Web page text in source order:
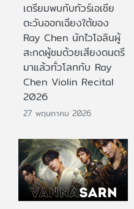
เตรียมพบกับทัวร์เอเชีย
ตะวันออกเฉียงใต้ของ
Ray Chen นักไวโอลินผู้
สะกดผู้ชมด้วยเสียงดนตรี
มาแล้วทั่วโลกกับ Ray
Chen Violin Recital
2026
27 พฤษภาคม 2026